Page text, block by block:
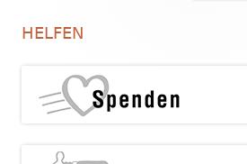
Seitenleiste
HELFEN